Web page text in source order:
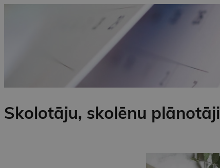
Skolotāju, skolēnu plānotāji